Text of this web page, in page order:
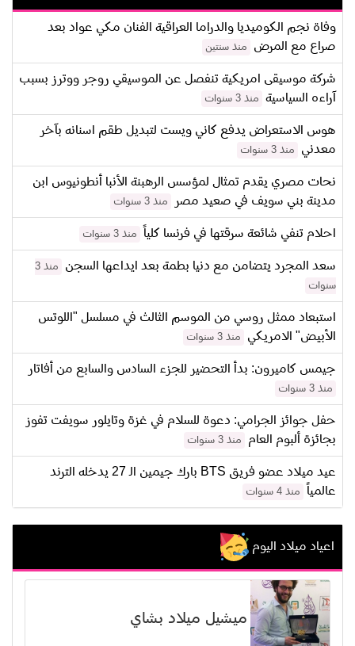
وفاة نجم الكوميديا والدراما العراقية الفنان مكي عواد بعد
صراع مع المرض
منذ سنتين
شركة موسيقى امريكية تنفصل عن الموسيقي روجر ووترز بسبب
آراءه السياسية
منذ 3 سنوات
هوس الاستعراض يدفع كاني ويست لتبديل طقم اسنانه بآخر
معدني
منذ 3 سنوات
نحات مصري يقدم تمثال لمؤسس الرهبنة الأنبا أنطونيوس ابن
مدينة بني سويف في صعيد مصر
منذ 3 سنوات
احلام تنفي شائعة سرقتها في فرنسا كلياً منذ 3 سنوات
سعد المجرد يتضامن مع دنيا بطمة بعد ايداعها السجن
منذ 3
سنوات
استبعاد ممثل روسي من الموسم الثالث في مسلسل "اللوتس
الأبيض" الامريكي
منذ 3 سنوات
جيمس كاميرون: بدأ التحضير للجزء السادس والسابع من أفاتار
منذ 3 سنوات
حفل جوائز الجرامي: دعوة للسلام في غزة وتايلور سويفت تفوز
بجائزة ألبوم العام
منذ 3 سنوات
عيد ميلاد عضو فريق BTS بارك جيمين الـ 27 يدخله الترند
عالمياً
منذ 4 سنوات
اعياد ميلاد اليوم
ميشيل ميلاد بشاي